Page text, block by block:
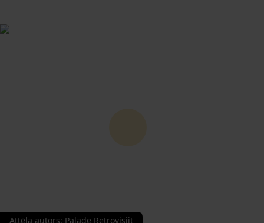
Attēla autors: Palade Retrovisiit